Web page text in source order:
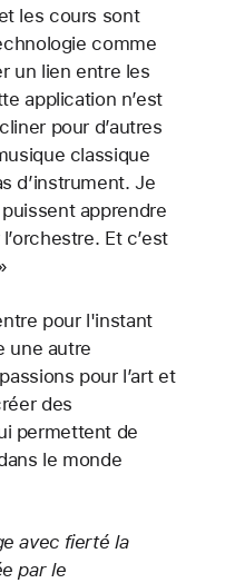
les cours sont
comme
un lien entre les
application n’est
pour d’autres
classique
d’instrument. Je
apprendre
Et c’est
pour l'instant
une autre
pour l’art et
des
permettent de
le monde
avec fierté la
par le